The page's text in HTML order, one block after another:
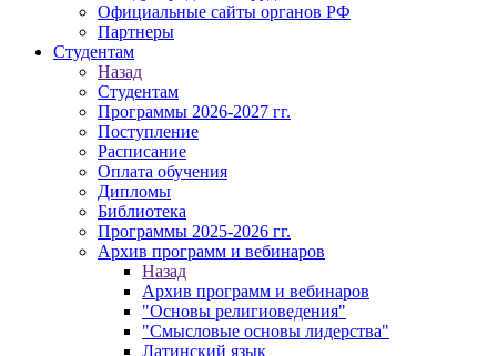
Официальные сайты органов РФ
Партнеры
Студентам
Назад
Студентам
Программы 2026-2027 гг.
Поступление
Расписание
Оплата обучения
Дипломы
Библиотека
Программы 2025-2026 гг.
Архив программ и вебинаров
Назад
Архив программ и вебинаров
"Основы религиоведения"
"Смысловые основы лидерства"
Латинский язык